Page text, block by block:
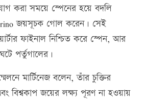
করা সময়ে স্পেনের হয়ে বদলি
জয়সূচক গোল করেন। সেই
ফাইনাল নিশ্চিত করে স্পেন, আর
পর্তুগালের।
মার্টিনেজ বলেন, তাঁর চুক্তির
বিশ্বকাপ জয়ের লক্ষ্য পূরণ না হওয়ায়